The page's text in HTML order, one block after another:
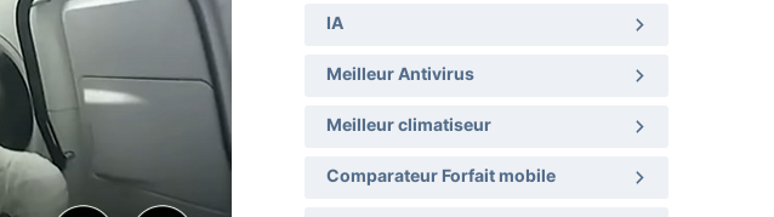
IA
Meilleur Antivirus
Meilleur climatiseur
Comparateur Forfait mobile